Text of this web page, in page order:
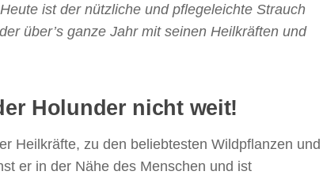
ist der nützliche und pflegeleichte Strauch
über’s ganze Jahr mit seinen Heilkräften und
Holunder nicht weit!
Heilkräfte, zu den beliebtesten Wildpflanzen und
er in der Nähe des Menschen und ist